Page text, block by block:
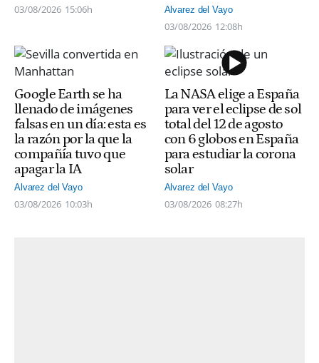
03/08/2026 15:06h Alvarez del Vayo
03/08/2026 12:08h
Google Earth se ha
llenado de imágenes
falsas en un día: esta es
la razón por la que la
compañía tuvo que
apagar la IA
Alvarez del Vayo
03/08/2026 10:03h
La NASA elige a España
para ver el eclipse de sol
total del 12 de agosto
con 6 globos en España
para estudiar la corona
solar
Alvarez del Vayo
03/08/2026 08:27h